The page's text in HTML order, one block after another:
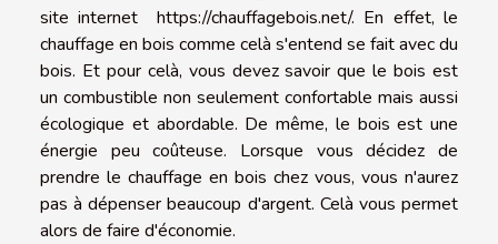
site internet https://chauffagebois.net/. En effet, le
chauffage en bois comme celà s'entend se fait avec du
bois. Et pour celà, vous devez savoir que le bois est
un combustible non seulement confortable mais aussi
écologique et abordable. De même, le bois est une
énergie peu coûteuse. Lorsque vous décidez de
prendre le chauffage en bois chez vous, vous n'aurez
pas à dépenser beaucoup d'argent. Celà vous permet
alors de faire d'économie.